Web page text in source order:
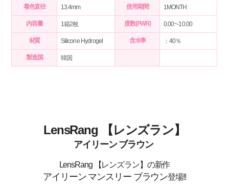
着色直径 13.4mm 使用期間 1MONTH
内容量 1箱2枚 度数(PWR) 0.00~-10.00
材質 Silicone Hydrogel 含水率 ：40％
製造国 韓国
LensRang 【レンズラン】
アイリーン ブラウン
LensRang 【レンズラン】の新作
アイリーン マンスリー ブラウン登場!!